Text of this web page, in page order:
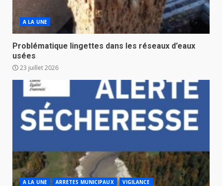
A LA UNE
Problématique lingettes dans les réseaux d’eaux
usées
23 juillet 2026
A LA UNE ARRETES MUNICIPAUX VIGILANCE